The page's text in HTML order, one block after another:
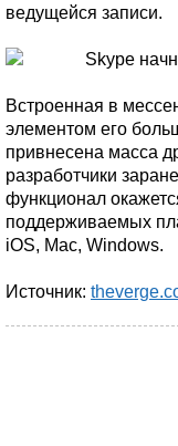
ведущейся записи.
Встроенная в
элементом его
привнесена масса
разработчики
функционал
поддерживаемых
iOS, Mac, Windows.
Источник: